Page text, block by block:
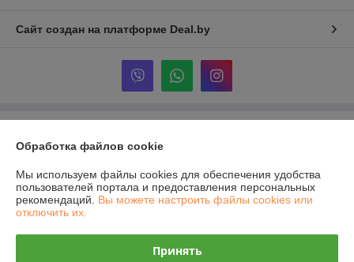
Сайт создан на платформе Deal.by
г. Витебск, ул. Ленина, 19
Регистрационный номер ЕГР: 392022024
Регистрационный орган: Администрация Октябрьского района г
Обработка файлов cookie
Мы используем файлы cookies для обеспечения удобства
пользователей портала и предоставления персональных
рекомендаций. Вы можете настроить файлы cookies или
отключить их.
Принять